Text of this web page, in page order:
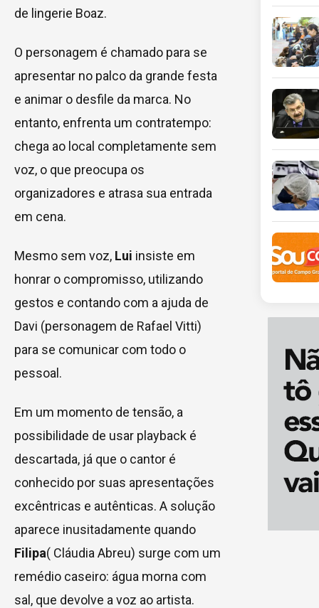
de lingerie Boaz.
O personagem é chamado para se
apresentar no palco da grande festa
e animar o desfile da marca. No
entanto, enfrenta um contratempo:
chega ao local completamente sem
voz, o que preocupa os
organizadores e atrasa sua entrada
em cena.
Mesmo sem voz, Lui insiste em
honrar o compromisso, utilizando
gestos e contando com a ajuda de
Davi (personagem de Rafael Vitti)
para se comunicar com todo o
pessoal.
Em um momento de tensão, a
possibilidade de usar playback é
descartada, já que o cantor é
conhecido por suas apresentações
excêntricas e autênticas. A solução
aparece inusitadamente quando
Filipa( Cláudia Abreu) surge com um
remédio caseiro: água morna com
sal, que devolve a voz ao artista.